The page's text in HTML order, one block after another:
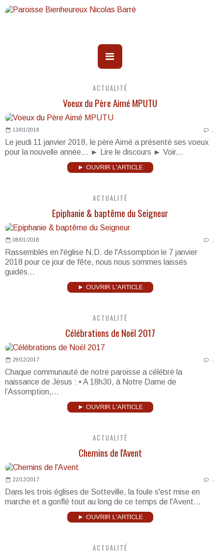
ACTUALITÉ
Voeux du Père Aimé MPUTU
13/01/2018
Le jeudi 11 janvier 2018, le père Aimé a présenté ses voeux
pour la nouvelle année... ► Lire le discours ► Voir...
► OUVRIR L'ARTICLE
ACTUALITÉ
Epiphanie & baptême du Seigneur
08/01/2018
Rassemblés en l'église N.D. de l'Assomption le 7 janvier
2018 pour ce jour de fête, nous nous sommes laissés
guidés...
► OUVRIR L'ARTICLE
ACTUALITÉ
Célébrations de Noël 2017
29/12/2017
Chaque communauté de notre paroisse a célébré la
naissance de Jésus : • A 18h30, à Notre Dame de
l’Assomption,...
► OUVRIR L'ARTICLE
ACTUALITÉ
Chemins de l'Avent
22/12/2017
Dans les trois églises de Sotteville, la foule s'est mise en
marche et a gonflé tout au long de ce temps de l'Avent...
► OUVRIR L'ARTICLE
ACTUALITÉ